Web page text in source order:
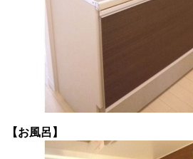
【お風呂】